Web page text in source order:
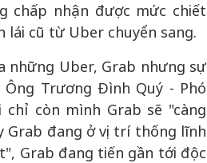
chấp nhận được mức chiết
lái cũ từ Uber chuyển sang.
những Uber, Grab nhưng sự
Trương Đình Quý - Phó
còn mình Grab sẽ "càng
Grab đang ở vị trí thống lĩnh
Grab đang tiến gần tới độc